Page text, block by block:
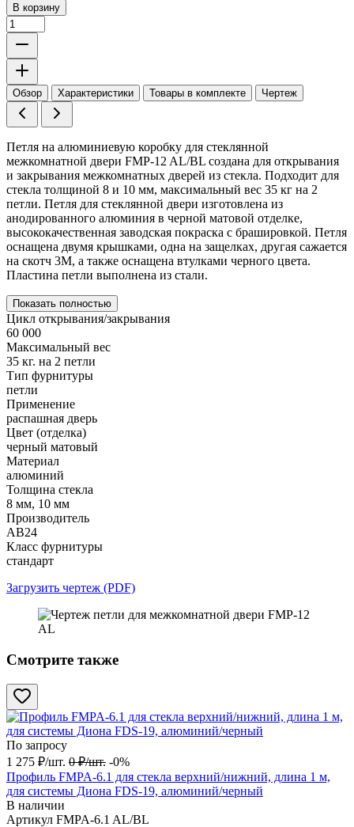
В корзину
Обзор Характеристики Товары в комплекте Чертеж
Петля на алюминиевую коробку для стеклянной
межкомнатной двери FMP-12 AL/BL создана для открывания
и закрывания межкомнатных дверей из стекла. Подходит для
стекла толщиной 8 и 10 мм, максимальный вес 35 кг на 2
петли. Петля для стеклянной двери изготовлена из
анодированного алюминия в черной матовой отделке,
высококачественная заводская покраска с брашировкой. Петля
оснащена двумя крышками, одна на защелках, другая сажается
на скотч 3М, а также оснащена втулками черного цвета.
Пластина петли выполнена из стали.
Показать полностью
Цикл открывания/закрывания
60 000
Максимальный вес
35 кг. на 2 петли
Тип фурнитуры
петли
Применение
распашная дверь
Цвет (отделка)
черный матовый
Материал
алюминий
Толщина стекла
8 мм, 10 мм
Производитель
АВ24
Класс фурнитуры
стандарт
Загрузить чертеж (PDF)
Смотрите также
По запросу
1 275 ₽/шт. 0 ₽/шт. -0%
Профиль FMPA-6.1 для стекла верхний/нижний, длина 1 м,
для системы Диона FDS-19, алюминий/черный
В наличии
Артикул FMPA-6.1 AL/BL